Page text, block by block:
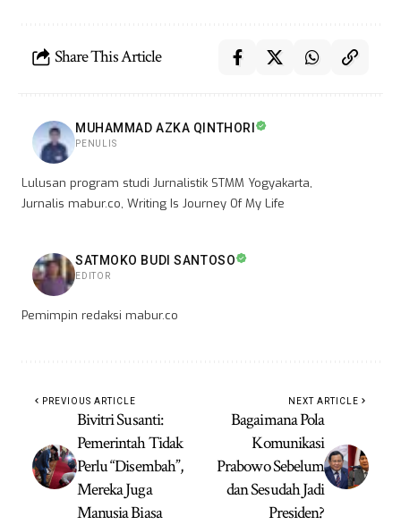
Share This Article
MUHAMMAD AZKA QINTHORI
PENULIS
Lulusan program studi Jurnalistik STMM Yogyakarta,
Jurnalis mabur.co, Writing Is Journey Of My Life
SATMOKO BUDI SANTOSO
EDITOR
Pemimpin redaksi mabur.co
PREVIOUS ARTICLE
Bivitri Susanti:
Pemerintah Tidak
Perlu “Disembah”,
Mereka Juga
Manusia Biasa
NEXT ARTICLE
Bagaimana Pola
Komunikasi
Prabowo Sebelum
dan Sesudah Jadi
Presiden?